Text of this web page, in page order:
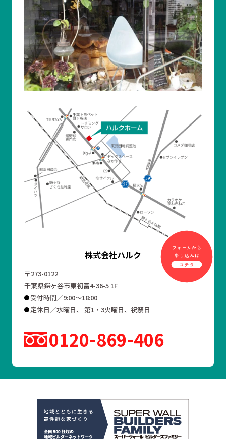
株式会社ハルク
〒273-0122
千葉県鎌ヶ谷市東初富4-36-5 1F
受付時間／9:00～18:00
定休日／水曜日、 第1・3火曜日、祝祭日
0120 869 406